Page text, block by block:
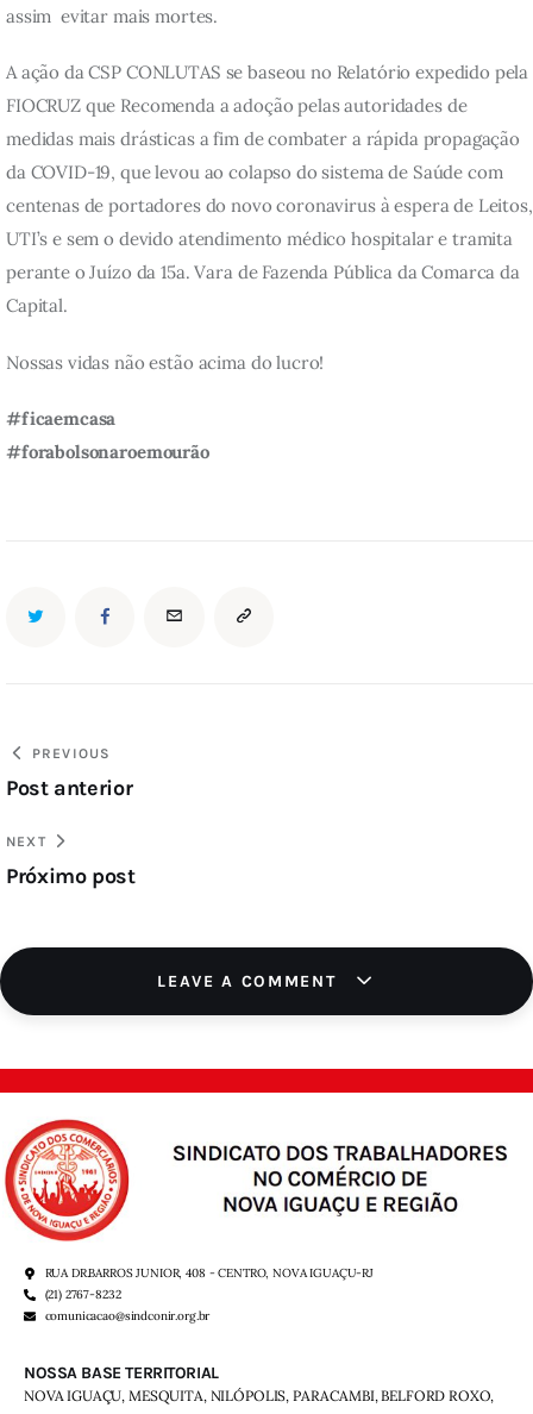
assim  evitar mais mortes.
A ação da CSP CONLUTAS se baseou no Relatório expedido pela
FIOCRUZ que Recomenda a adoção pelas autoridades de
medidas mais drásticas a fim de combater a rápida propagação
da COVID-19, que levou ao colapso do sistema de Saúde com
centenas de portadores do novo coronavirus à espera de
UTI’s e sem o devido atendimento médico hospitalar e tramita
perante o Juízo da 15a. Vara de Fazenda Pública da Comarca da
Capital.
Nossas vidas não estão acima do lucro!
#ficaemcasa
#forabolsonaroemourão
PREVIOUS
Post anterior
NEXT
Próximo post
LEAVE A COMMENT
RUA DR.BARROS JUNIOR, 408 - CENTRO, NOVA IGUAÇU-RJ
(21) 2767-8232
comunicacao@sindconir.org.br
NOSSA BASE TERRITORIAL
NOVA IGUAÇU, MESQUITA, NILÓPOLIS, PARACAMBI, BELFORD ROXO,